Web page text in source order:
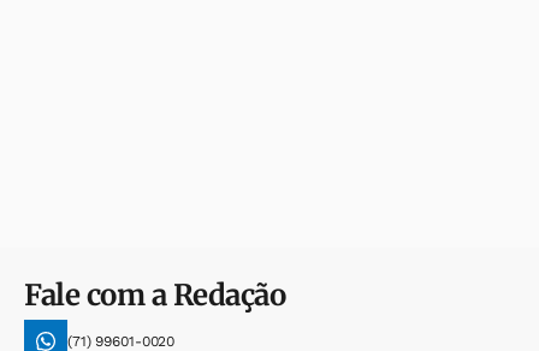
Fale com a Redação
(71) 99601-0020